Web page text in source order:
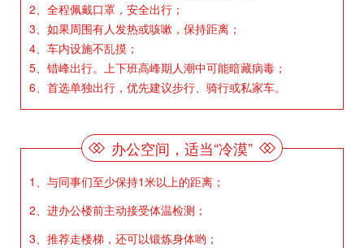
2、全程佩戴口罩，安全出行；
3、如果周围有人发热或咳嗽，保持距离；
4、车内设施不乱摸；
5、错峰出行。上下班高峰期人潮中可能暗藏病毒；
6、首选单独出行，优先建议步行、骑行或私家车。
办公空间，适当“冷漠”
1、与同事们至少保持1米以上的距离；
2、进办公楼前主动接受体温检测；
3、推荐走楼梯，还可以锻炼身体哟；